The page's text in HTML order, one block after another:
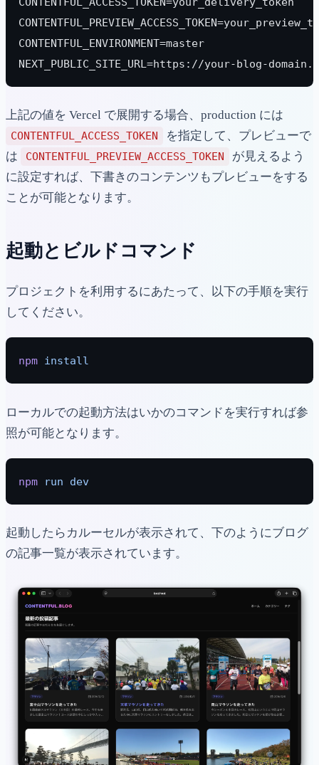
CONTENTFUL_ENVIRONMENT=master
NEXT_PUBLIC_SITE_URL=https://your-blog-
上記の値を Vercel で展開する場合、production には
CONTENTFUL_ACCESS_TOKEN
を指定して、プレビューで
は
CONTENTFUL_PREVIEW_ACCESS_TOKEN
が見えるよう
に設定すれば、下書きのコンテンツもプレビューをする
ことが可能となります。
起動とビルドコマンド
プロジェクトを利用するにあたって、以下の手順を実行
してください。
npm install
ローカルでの起動方法はいかのコマンドを実行すれば参
照が可能となります。
npm run dev
起動したらカルーセルが表示されて、下のようにブログ
の記事一覧が表示されています。